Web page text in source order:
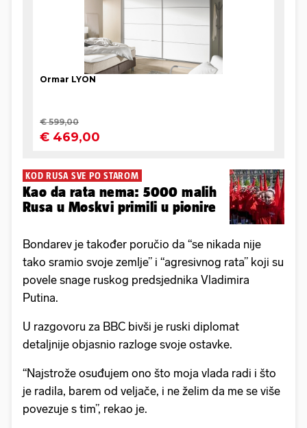
KOD RUSA SVE PO STAROM
Kao da rata nema: 5000 malih
Rusa u Moskvi primili u pionire
Bondarev je također poručio da “se nikada nije
tako sramio svoje zemlje” i “agresivnog rata” koji su
povele snage ruskog predsjednika Vladimira
Putina.
U razgovoru za BBC bivši je ruski diplomat
detaljnije objasnio razloge svoje ostavke.
“Najstrože osuđujem ono što moja vlada radi i što
je radila, barem od veljače, i ne želim da me se više
povezuje s tim”, rekao je.